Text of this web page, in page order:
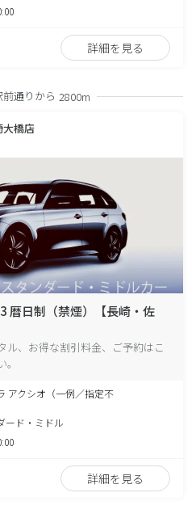
詳細を見る
通りから 2800m
大橋店
暦日制（禁煙）【長崎・佐
ル、お得な割引料金、ご予約はこ
アクシオ（一例／指定不
ード・ミドル
詳細を見る